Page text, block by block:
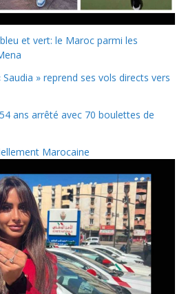
et vert: le Maroc parmi les
» reprend ses vols directs vers
ans arrêté avec 70 boulettes de
Marocaine